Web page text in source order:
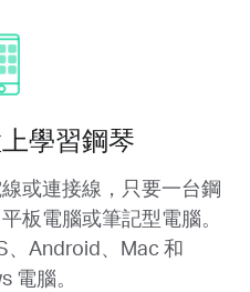
學習鋼琴
或連接線，只要一台鋼
板電腦或筆記型電腦。
、Android、Mac 和
電腦。